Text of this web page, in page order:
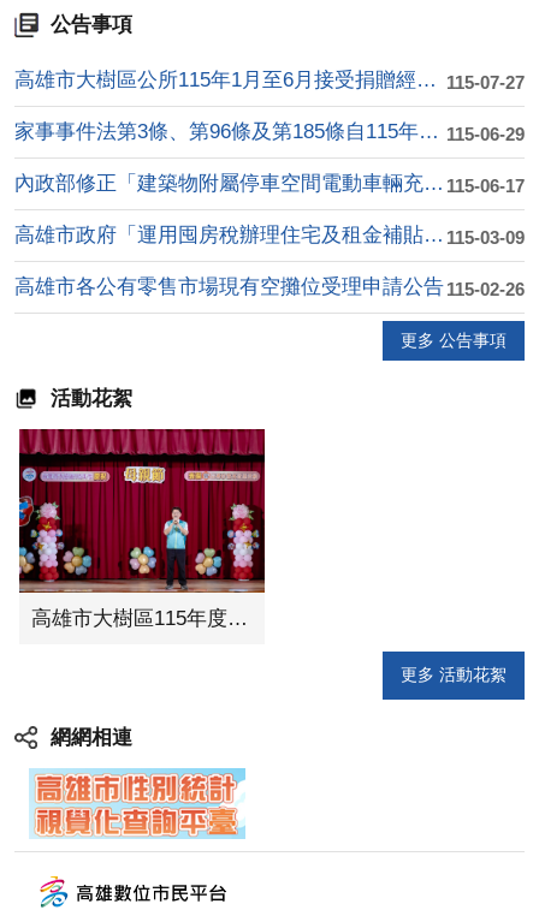
公告事項
115-07-27
高雄市大樹區公所115年1月至6月接受捐贈經費收支明細表
115-06-29
家事事件法第3條、第96條及第185條自115年8月1日施行
115-06-17
內政部修正「建築物附屬停車空間電動車輛充電使用安全指 引」第....
115-03-09
高雄市政府「運用囤房稅辦理住宅及租金補貼計畫」
115-02-26
高雄市各公有零售市場現有空攤位受理申請公告
更多 公告事項
活動花絮
高雄市大樹區115年度慶祝母親節表揚暨宣導珍惜水資源活動
更多 活動花絮
網網相連